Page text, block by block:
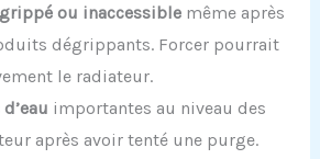
ou inaccessiblemême après
dégrippants. Forcer pourrait
le radiateur.
importantes au niveau des
après avoir tenté une purge.